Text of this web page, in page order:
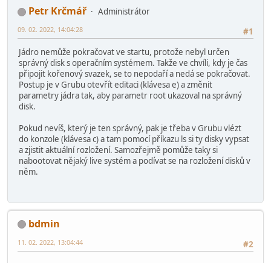
Petr Krčmář
Administrátor
#1
09. 02. 2022, 14:04:28
Jádro nemůže pokračovat ve startu, protože nebyl určen
správný disk s operačním systémem. Takže ve chvíli, kdy je čas
připojit kořenový svazek, se to nepodaří a nedá se pokračovat.
Postup je v Grubu otevřít editaci (klávesa e) a změnit
parametry jádra tak, aby parametr root ukazoval na správný
disk.
Pokud nevíš, který je ten správný, pak je třeba v Grubu vlézt
do konzole (klávesa c) a tam pomocí příkazu ls si ty disky vypsat
a zjistit aktuální rozložení. Samozřejmě pomůže taky si
nabootovat nějaký live systém a podívat se na rozložení disků v
něm.
bdmin
#2
11. 02. 2022, 13:04:44